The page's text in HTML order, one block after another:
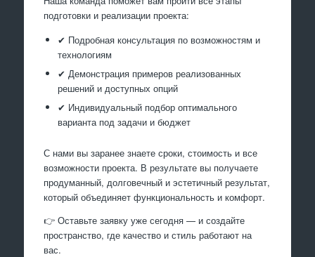
подготовки и реализации проекта:
✔ Подробная консультация по возможностям и
технологиям
✔ Демонстрация примеров реализованных
решений и доступных опций
✔ Индивидуальный подбор оптимального
варианта под задачи и бюджет
С нами вы заранее знаете сроки, стоимость и все
возможности проекта. В результате вы получаете
продуманный, долговечный и эстетичный результат,
который объединяет функциональность и комфорт.
👉 Оставьте заявку уже сегодня — и создайте
пространство, где качество и стиль работают на
вас.